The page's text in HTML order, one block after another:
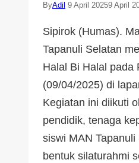
ByAdil 9 April 20259 April
Sipirok (Humas).
Tapanuli Selatan
Halal Bi Halal pada
(09/04/2025) di
Kegiatan ini diikuti
pendidik, tenaga
siswi MAN
bentuk silaturahmi